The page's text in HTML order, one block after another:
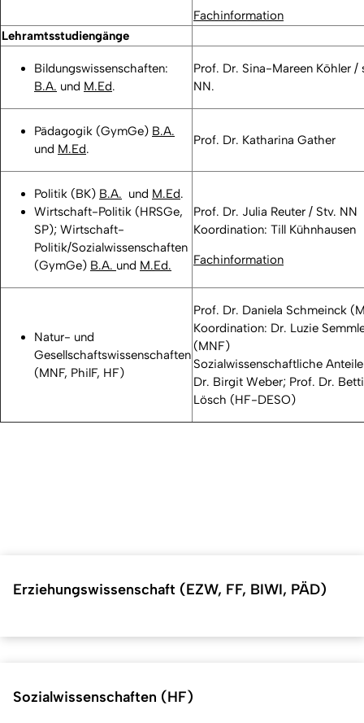
Fachinformation
Lehramtsstudiengänge
Bildungswissenschaften:
B.A. und M.Ed.
Prof. Dr. Sina-Mareen Köhler /
NN.
Pädagogik (GymGe) B.A.
und M.Ed.
Prof. Dr. Katharina Gather
Politik (BK) B.A. und M.Ed.
Wirtschaft-Politik (HRSGe,
SP); Wirtschaft-
Politik/Sozialwissenschaften
(GymGe) B.A. und M.Ed.
Prof. Dr. Julia Reuter / Stv. NN
Koordination: Till Kühnhausen
Fachinformation
Natur- und
Gesellschaftswissenschaften
(MNF, PhilF, HF)
Prof. Dr. Daniela Schmeinck
Koordination: Dr. Luzie
(MNF)
Sozialwissenschaftliche
Dr. Birgit Weber; Prof. Dr.
Lösch (HF-DESO)
Erziehungswissenschaft (EZW, FF, BIWI, PÄD)
Sozialwissenschaften (HF)